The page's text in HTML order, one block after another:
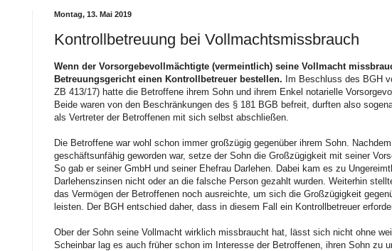
Montag, 13. Mai 2019
Kontrollbetreuung bei Vollmachtsmissbrauch
Wenn der Vorsorgebevollmächtigte (vermeintlich) seine Vollmacht
Betreuungsgericht einen Kontrollbetreuer bestellen. Im Beschluss des BGH
ZB 413/17) hatte die Betroffene ihrem Sohn und ihrem Enkel notarielle
Beide waren von den Beschränkungen des § 181 BGB befreit, durften also
als Vertreter der Betroffenen mit sich selbst abschließen.
Die Betroffene war wohl schon immer großzügig gegenüber ihrem Sohn.
geschäftsunfähig geworden war, setze der Sohn die Großzügigkeit mit seiner
So gab er seiner GmbH und seiner Ehefrau Darlehen. Dabei kam es zu
Darlehenszinsen nicht oder an die falsche Person gezahlt wurden. Weiterhin
das Vermögen der Betroffenen noch ausreichte, um sich die Großzügigkeit
leisten. Der BGH entschied daher, dass in diesem Fall ein Kontrollbetreuer
Ober der Sohn seine Vollmacht wirklich missbraucht hat, lässt sich nicht ohne
Scheinbar lag es auch früher schon im Interesse der Betroffenen, ihren Sohn zu